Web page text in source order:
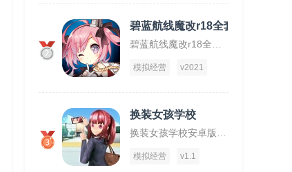
2
碧蓝航线魔改r18全套补丁破解版
模拟经营 v2021
3
换装女孩学校
模拟经营 v1.1